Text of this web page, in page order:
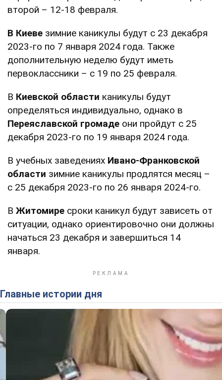
второй – 12-18 февраля.
В Киеве зимние каникулы будут с 23 декабря
2023-го по 7 января 2024 года. Также
дополнительную неделю будут иметь
первоклассники – с 19 по 25 февраля.
В Киевской области каникулы будут
определяться индивидуально, однако в
Переяславской громаде они пройдут с 25
декабря 2023-го по 19 января 2024 года.
В учебных заведениях Ивано-Франковской
области зимние каникулы продлятся месяц –
с 25 декабря 2023-го по 26 января 2024-го.
В Житомире сроки каникул будут зависеть от
ситуации, однако ориентировочно они должны
начаться 23 декабря и завершиться 14
января.
Главные истории дня